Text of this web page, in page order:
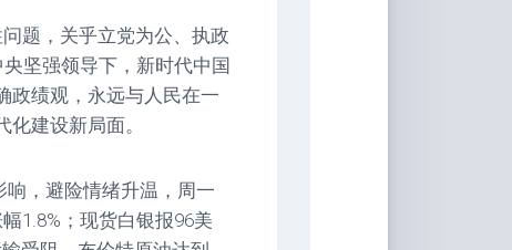
题，关乎立党为公、执政
坚强领导下，新时代中国
政绩观，永远与人民在一
建设新局面。
，避险情绪升温，周一
1.8%；现货白银报96美